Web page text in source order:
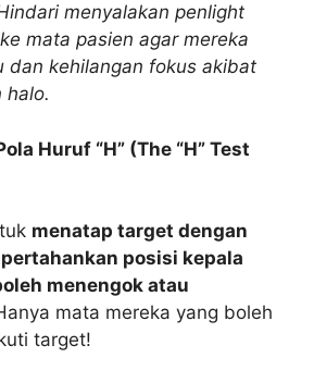
menyalakan penlight
mata pasien agar mereka
dan kehilangan fokus akibat
halo.
Huruf “H” (The “H” Test
menatap target dengan
posisi kepala
menengok atau
mata mereka yang boleh
target!